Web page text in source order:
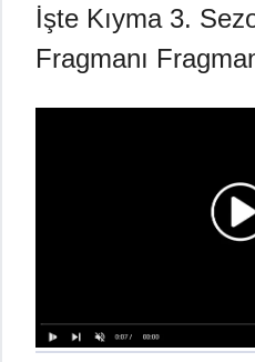
İşte Kıyma 3.
Fragmanı